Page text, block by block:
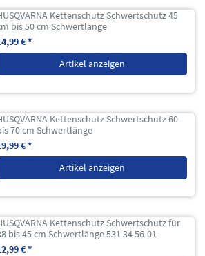
Kettenschutz Schwertschutz 45
bis 50 cm Schwertlänge
€ *
Artikel anzeigen
Kettenschutz Schwertschutz 60
70 cm Schwertlänge
€ *
Artikel anzeigen
Kettenschutz Schwertschutz für
bis 45 cm Schwertlänge 531 34 56-01
€ *